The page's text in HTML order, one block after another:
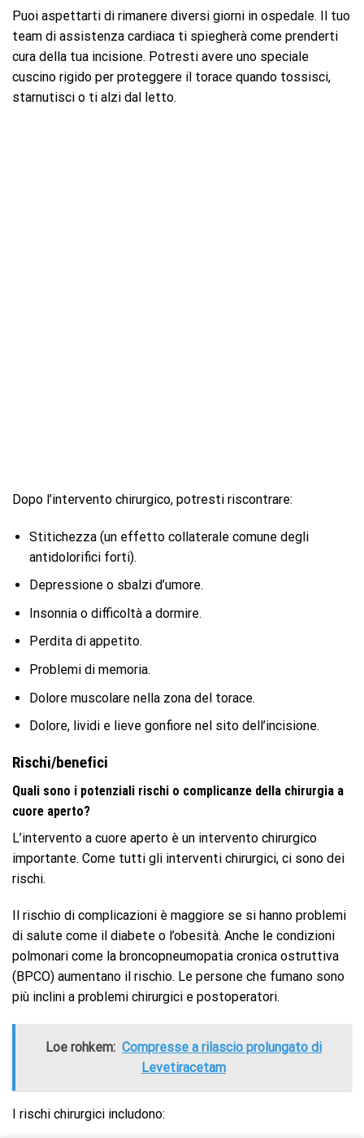
Puoi aspettarti di rimanere diversi giorni in ospedale. Il tuo
team di assistenza cardiaca ti spiegherà come prenderti
cura della tua incisione. Potresti avere uno speciale
cuscino rigido per proteggere il torace quando tossisci,
starnutisci o ti alzi dal letto.
Dopo l’intervento chirurgico, potresti riscontrare:
Stitichezza (un effetto collaterale comune degli
antidolorifici forti).
Depressione o sbalzi d’umore.
Insonnia o difficoltà a dormire.
Perdita di appetito.
Problemi di memoria.
Dolore muscolare nella zona del torace.
Dolore, lividi e lieve gonfiore nel sito dell’incisione.
Rischi/benefici
Quali sono i potenziali rischi o complicanze della chirurgia a
cuore aperto?
L’intervento a cuore aperto è un intervento chirurgico
importante. Come tutti gli interventi chirurgici, ci sono dei
rischi.
Il rischio di complicazioni è maggiore se si hanno problemi
di salute come il diabete o l’obesità. Anche le condizioni
polmonari come la broncopneumopatia cronica ostruttiva
(BPCO) aumentano il rischio. Le persone che fumano sono
più inclini a problemi chirurgici e postoperatori.
Loe rohkem: Compresse a rilascio prolungato di
Levetiracetam
I rischi chirurgici includono: